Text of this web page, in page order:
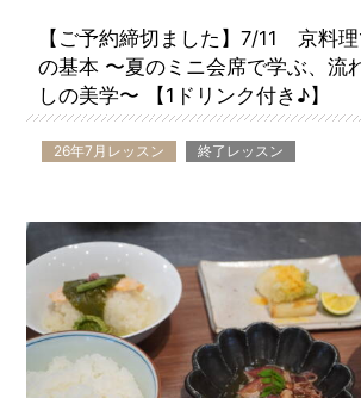
【ご予約締切ました】7/11 京料
の基本 〜夏のミニ会席で学ぶ、流
しの美学〜 【1ドリンク付き♪】
26年7月レッスン 終了レッスン